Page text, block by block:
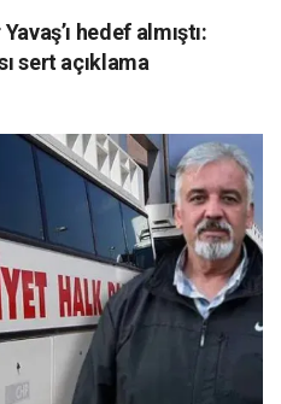
hedef almıştı:
sert açıklama